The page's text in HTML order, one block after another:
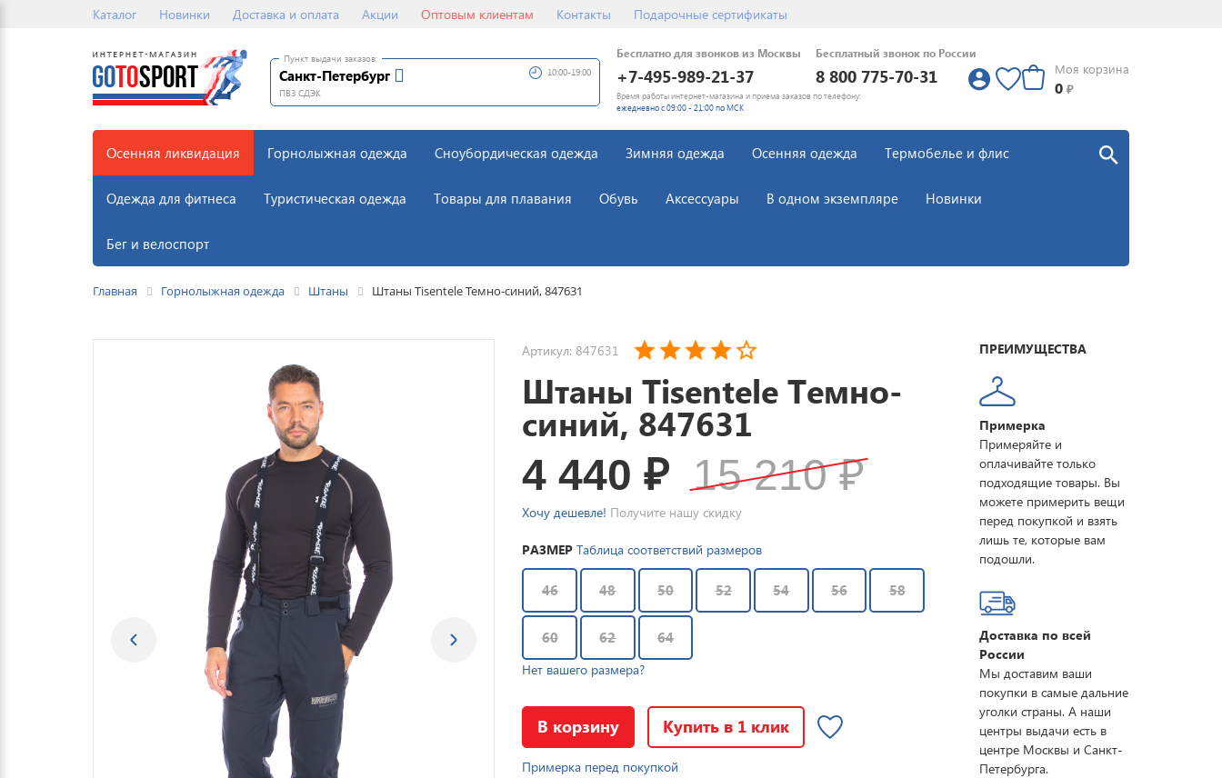
Каталог Новинки Доставка и оплата Акции Оптовым клиентам Контакты Подарочные сертификаты
Пункт выдачи заказов:
Санкт-Петербург
ПВЗ СДЭК
10:00-19:00
Бесплатно для звонков из Москвы
+7-495-989-21-37
Бесплатный звонок по России
8 800 775-70-31
Время работы интернет-магазина и приема заказов по телефону:
ежедневно с 09:00 - 21:00 по МСК
Моя корзина
0 ₽
Осенняя ликвидация Горнолыжная одежда Сноубордическая одежда Зимняя одежда Осенняя одежда Термобелье и флис
Одежда для фитнеса Туристическая одежда Товары для плавания Обувь Аксессуары В одном экземпляре Новинки
Бег и велоспорт
Главная Горнолыжная одежда Штаны Штаны Tisentele Темно-синий, 847631
Артикул: 847631
Штаны Tisentele Темно-
синий, 847631
4 440₽ 15 210₽
Хочу дешевле! Получите нашу скидку
РАЗМЕР Таблица соответствий размеров
46 48 50 52 54 56 58
60 62 64
Нет вашего размера?
В корзину Купить в 1 клик
Примерка перед покупкой
ПРЕИМУЩЕСТВА
Примерка
Примеряйте и
оплачивайте только
подходящие товары. Вы
можете примерить вещи
перед покупкой и взять
лишь те, которые вам
подошли.
Доставка по всей
России
Мы доставим ваши
покупки в самые дальние
уголки страны. А наши
центры выдачи есть в
центре Москвы и Санкт-
Петербурга.